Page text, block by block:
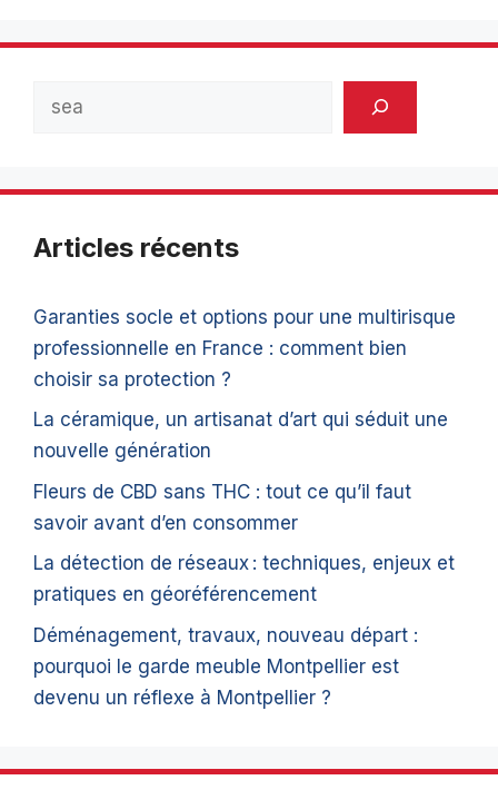
Articles récents
Garanties socle et options pour une multirisque
professionnelle en France : comment bien
choisir sa protection ?
La céramique, un artisanat d’art qui séduit une
nouvelle génération
Fleurs de CBD sans THC : tout ce qu’il faut
savoir avant d’en consommer
La détection de réseaux : techniques, enjeux et
pratiques en géoréférencement
Déménagement, travaux, nouveau départ :
pourquoi le garde meuble Montpellier est
devenu un réflexe à Montpellier ?